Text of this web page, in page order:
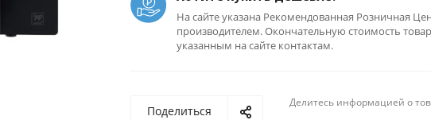
На сайте указана Рекомендованная Розничная
производителем. Окончательную стоимость
указанным на сайте контактам.
Поделиться
Делитесь информацией о